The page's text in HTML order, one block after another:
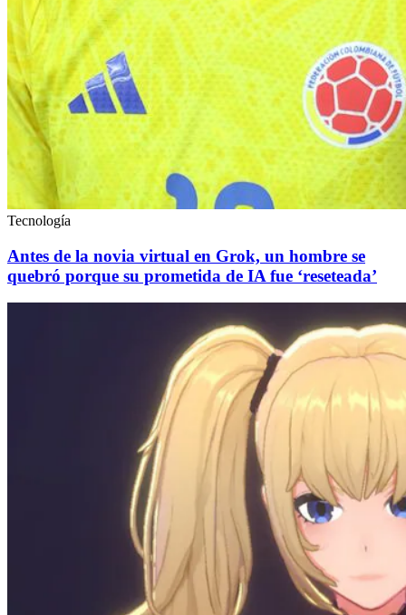
Tecnología
Antes de la novia virtual en Grok, un hombre se
quebró porque su prometida de IA fue ‘reseteada’